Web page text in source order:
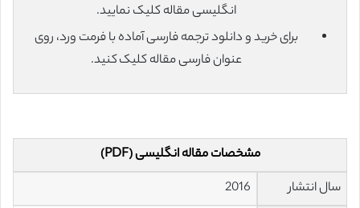
انگلیسی مقاله کلیک نمایید.
برای خرید و دانلود ترجمه فارسی آماده با فرمت ورد، روی
عنوان فارسی مقاله کلیک کنید.
مشخصات مقاله انگلیسی (PDF)
سال انتشار
2016